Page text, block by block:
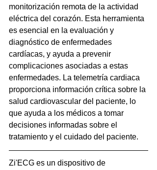
monitorización remota de la actividad
eléctrica del corazón. Esta herramienta
es esencial en la evaluación y
diagnóstico de enfermedades
cardíacas, y ayuda a prevenir
complicaciones asociadas a estas
enfermedades. La telemetría cardiaca
proporciona información crítica sobre la
salud cardiovascular del paciente, lo
que ayuda a los médicos a tomar
decisiones informadas sobre el
tratamiento y el cuidado del paciente.
Zi'ECG es un dispositivo de